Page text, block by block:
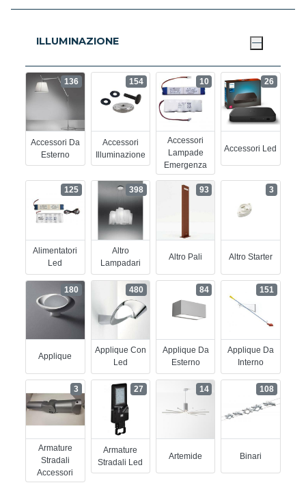
ILLUMINAZIONE
Accessori Da
Esterno
136
Accessori
Illuminazione
154
Accessori
Lampade
Emergenza
10
Accessori Led
26
Alimentatori
Led
125
Altro
Lampadari
398
Altro Pali
93
Altro Starter
3
Applique
180
Applique Con
Led
480
Applique Da
Esterno
84
Applique Da
Interno
151
Armature
Stradali
Accessori
3
Armature
Stradali Led
27
Artemide
14
Binari
108